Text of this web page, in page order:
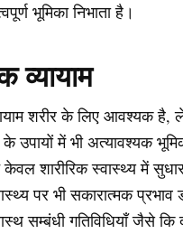
भूमिका निभाता है।
व्यायाम
शरीर के लिए आवश्यक है,
उपायों में भी अत्यावश्यक
केवल शारीरिक स्वास्थ्य में
पर भी सकारात्मक
सम्बंधी गतिविधियाँ जैसे कि